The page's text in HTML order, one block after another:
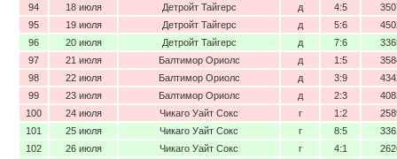
94
18 июля Детройт Тайгерс д 4:5
95
19 июля Детройт Тайгерс д 5:6
96
20 июля Детройт Тайгерс д 7:6
97
21 июля Балтимор Ориолс д 1:5
98
22 июля Балтимор Ориолс д 3:9
99
23 июля Балтимор Ориолс д 2:3
100
24 июля Чикаго Уайт Сокс г 1:2
101
25 июля Чикаго Уайт Сокс г 8:5
102
26 июля Чикаго Уайт Сокс г 4:1